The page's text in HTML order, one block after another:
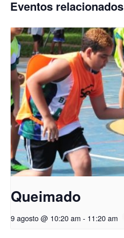
Eventos relacionados
Queimado
9 agosto @ 10:20 am - 11:20 am